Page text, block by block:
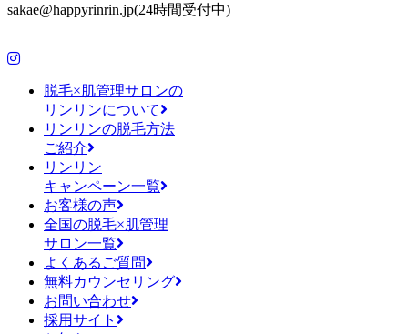
sakae@happyrinrin.jp(24時間受付中)
脱毛×肌管理サロンの
リンリンについて
リンリンの脱毛方法
ご紹介
リンリン
キャンペーン一覧
お客様の声
全国の脱毛×肌管理
サロン一覧
よくあるご質問
無料カウンセリング
お問い合わせ
採用サイト